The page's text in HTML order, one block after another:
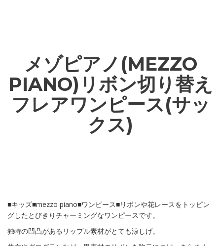
メゾピアノ(MEZZO
PIANO)リボン切り替え
フレアワンピース(サッ
クス)
■キッズ■mezzo piano■ワンピース■リボンや花レースをトッピン
グしたとびきりチャーミングなワンピースです。
独特の凹凸があるリップル素材がとても涼しげ。